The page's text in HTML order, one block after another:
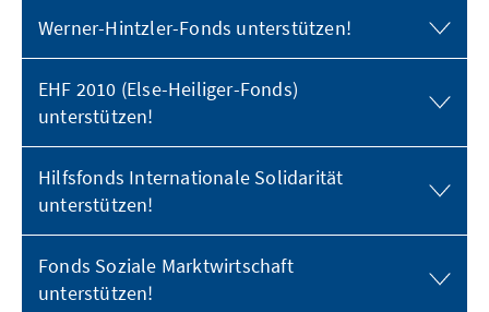
Werner-Hintzler-Fonds unterstützen!
EHF 2010 (Else-Heiliger-Fonds)
unterstützen!
Hilfsfonds Internationale Solidarität
unterstützen!
Fonds Soziale Marktwirtschaft
unterstützen!